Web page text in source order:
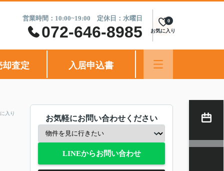
営業時間：10:00~19:00 定休日：水曜日
072-646-8985 お気に入り
0
却査定 入居申込書
入り
お気軽にお問い合わせください
LINEからお問い合わせ